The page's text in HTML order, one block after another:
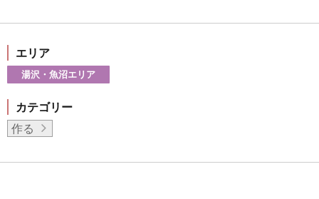
エリア
湯沢・魚沼エリア
カテゴリー
作る